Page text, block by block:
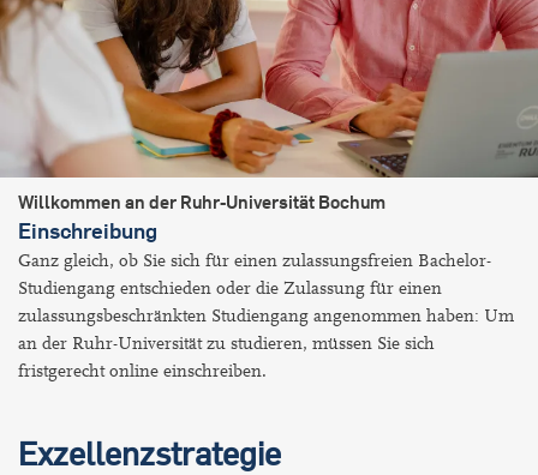
Willkommen an der Ruhr-Universität Bochum
Einschreibung
Ganz gleich, ob Sie sich für einen zulassungsfreien Bachelor-
Studiengang entschieden oder die Zulassung für einen
zulassungsbeschränkten Studiengang angenommen haben: Um
an der Ruhr-Universität zu studieren, müssen Sie sich
fristgerecht online einschreiben.
Exzellenzstrategie